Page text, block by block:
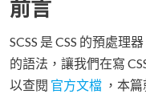
前言
SCSS 是 CSS 的預處理
的語法，讓我們在寫
以查閱 官方文檔 ，本